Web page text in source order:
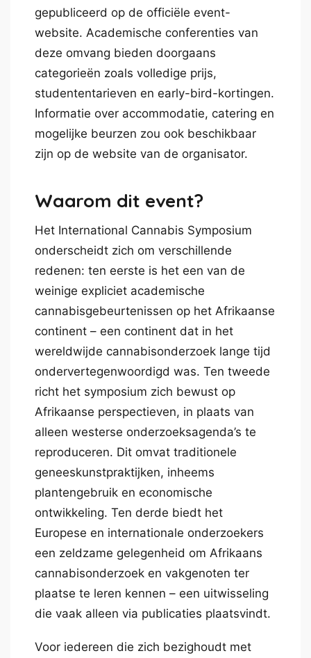
gepubliceerd op de officiële event-
website. Academische conferenties van
deze omvang bieden doorgaans
categorieën zoals volledige prijs,
studententarieven en early-bird-kortingen.
Informatie over accommodatie, catering en
mogelijke beurzen zou ook beschikbaar
zijn op de website van de organisator.
Waarom dit event?
Het International Cannabis Symposium
onderscheidt zich om verschillende
redenen: ten eerste is het een van de
weinige expliciet academische
cannabisgebeurtenissen op het Afrikaanse
continent – een continent dat in het
wereldwijde cannabisonderzoek lange tijd
ondervertegenwoordigd was. Ten tweede
richt het symposium zich bewust op
Afrikaanse perspectieven, in plaats van
alleen westerse onderzoeksagenda’s te
reproduceren. Dit omvat traditionele
geneeskunstpraktijken, inheems
plantengebruik en economische
ontwikkeling. Ten derde biedt het
Europese en internationale onderzoekers
een zeldzame gelegenheid om Afrikaans
cannabisonderzoek en vakgenoten ter
plaatse te leren kennen – een uitwisseling
die vaak alleen via publicaties plaatsvindt.
Voor iedereen die zich bezighoudt met